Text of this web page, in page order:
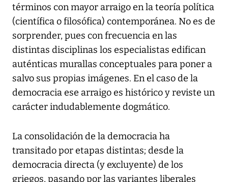
términos con mayor arraigo en la teoría política
(científica o filosófica) contemporánea. No es de
sorprender, pues con frecuencia en las
distintas disciplinas los especialistas edifican
auténticas murallas conceptuales para poner a
salvo sus propias imágenes. En el caso de la
democracia ese arraigo es histórico y reviste un
carácter indudablemente dogmático.
La consolidación de la democracia ha
transitado por etapas distintas; desde la
democracia directa (y excluyente) de los
griegos, pasando por las variantes liberales